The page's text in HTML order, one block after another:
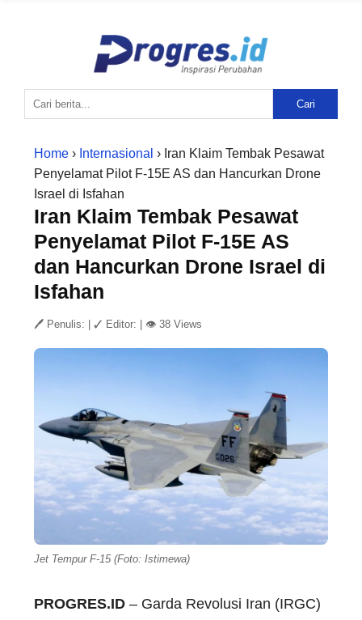
Cari
Home › Internasional › Iran Klaim Tembak Pesawat
Penyelamat Pilot F-15E AS dan Hancurkan Drone
Israel di Isfahan
Iran Klaim Tembak Pesawat
Penyelamat Pilot F-15E AS
dan Hancurkan Drone Israel di
Isfahan
🖊 Penulis: ✓ Editor: 👁 38 Views
Jet Tempur F-15 (Foto: Istimewa)
PROGRES.ID – Garda Revolusi Iran (IRGC)